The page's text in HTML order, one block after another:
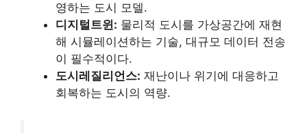
영하는 도시 모델.
디지털트윈: 물리적 도시를 가상공간에 재현
해 시뮬레이션하는 기술, 대규모 데이터 전송
이 필수적이다.
도시레질리언스: 재난이나 위기에 대응하고
회복하는 도시의 역량.